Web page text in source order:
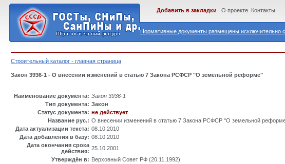
Нормативные документы размещены исключительно
Добавить в закладки О проекте Контакты
Строительный каталог - главная страница
Закон 3936-1 - О внесении изменений в статью 7 Закона РСФСР "О земельной реформе"
Наименование документа: Закон 3936-1
Тип документа: Закон
Статус документа: не действует
Название рус.: О внесении изменений в статью 7 Закона РСФСР "О земельной
Дата актуализации текста: 08.10.2010
Дата добавления в базу: 08.10.2010
Дата окончания срока
действия: 25.10.2001
Утверждён в: Верховный Совет РФ (20.11.1992)